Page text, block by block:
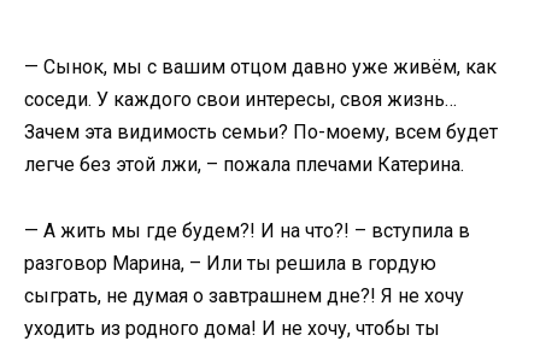
— Сынок, мы с вашим отцом давно уже живём, как
соседи. У каждого свои интересы, своя жизнь…
Зачем эта видимость семьи? По-моему, всем будет
легче без этой лжи, – пожала плечами Катерина.
— А жить мы где будем?! И на что?! – вступила в
разговор Марина, – Или ты решила в гордую
сыграть, не думая о завтрашнем дне?! Я не хочу
уходить из родного дома! И не хочу, чтобы ты